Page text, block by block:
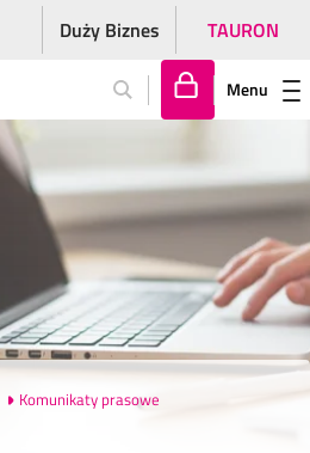
Duży Biznes TAURON
lo
gu
j
si
ę
Menu
Komunikaty prasowe